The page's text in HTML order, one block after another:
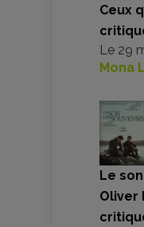
Ceux
Le 29
Mona
Le
Oliver